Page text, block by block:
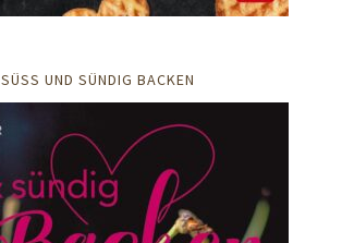
SÜSS UND SÜNDIG BACKEN